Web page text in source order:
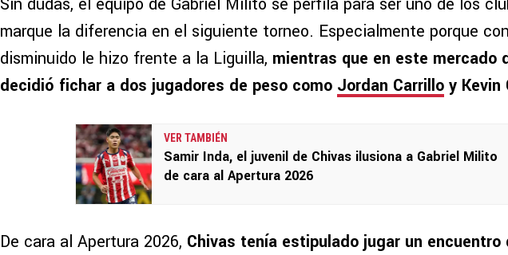
marque la diferencia en el siguiente torneo. Especialmente porque
disminuido le hizo frente a la Liguilla, mientras que en este mercado
decidió fichar a dos jugadores de peso como Jordan Carrillo y Kevin
VER TAMBIÉN
Samir Inda, el juvenil de Chivas ilusiona a Gabriel Milito
de cara al Apertura 2026
De cara al Apertura 2026, Chivas tenía estipulado jugar un encuentro